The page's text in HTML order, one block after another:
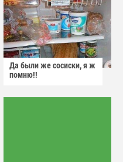
Да были же сосиски, я ж
помню!!